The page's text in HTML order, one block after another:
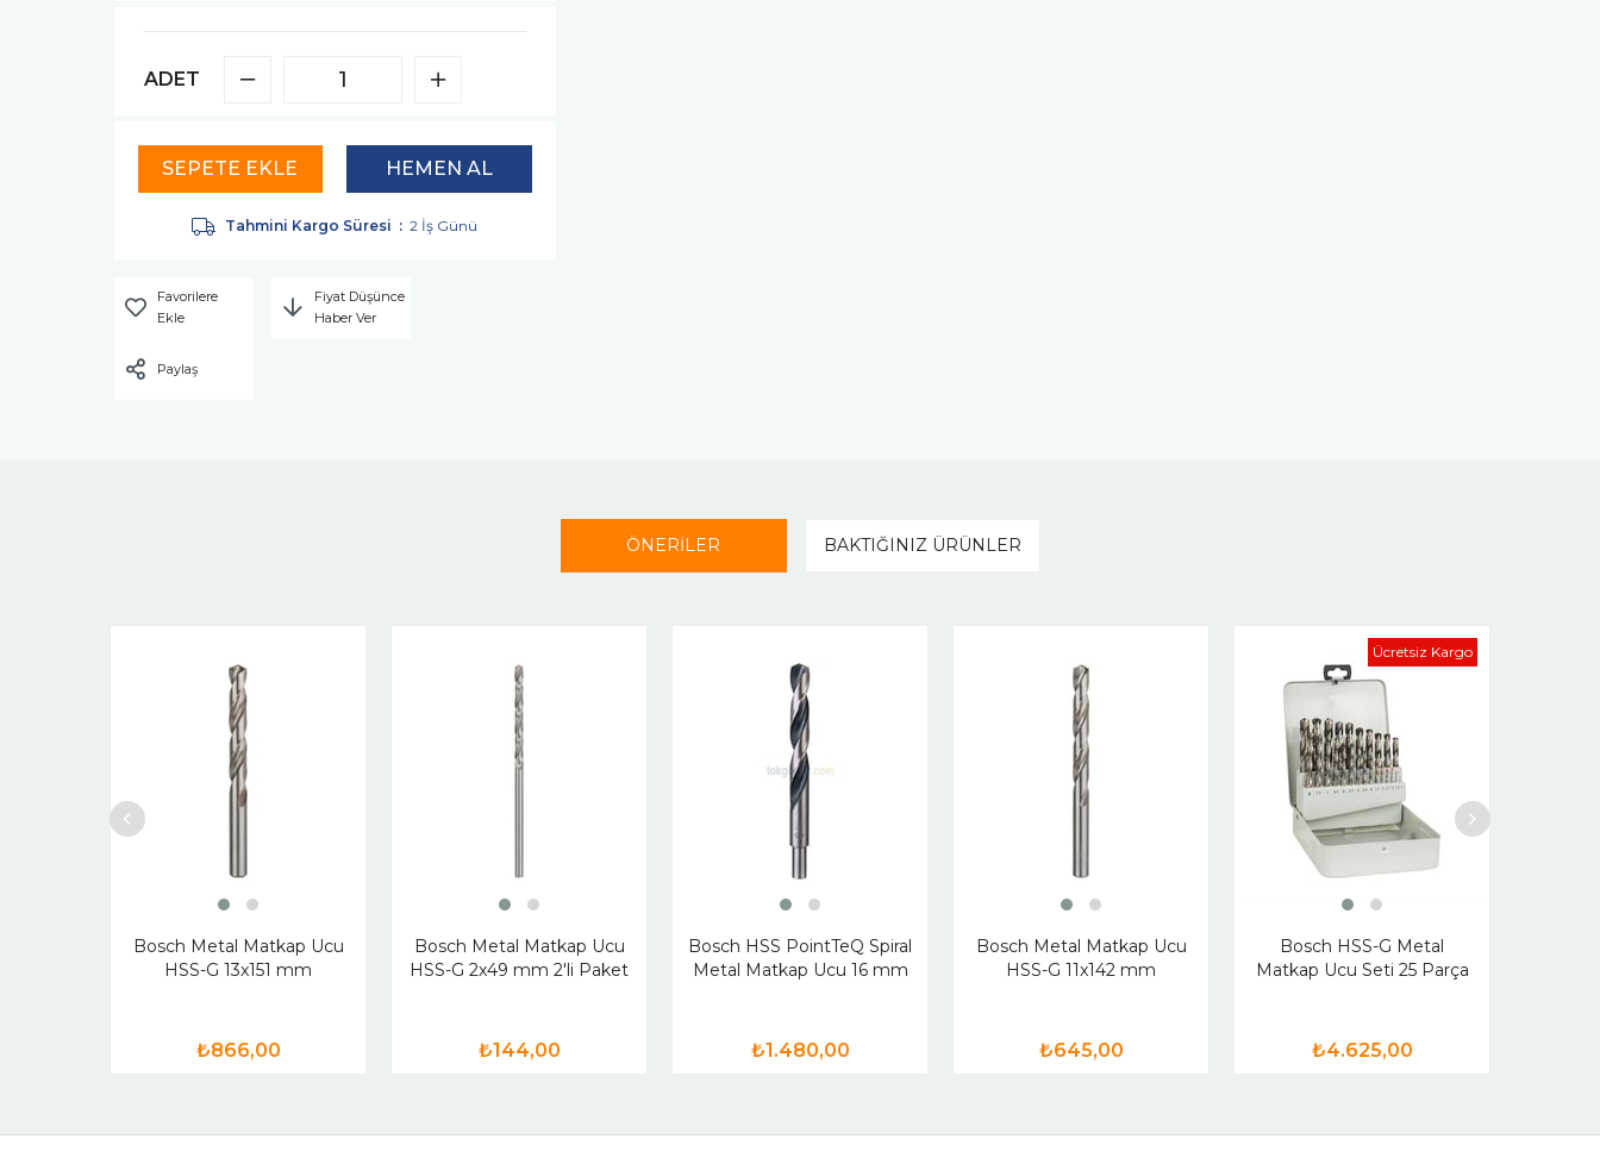
ADET
Tahmini Kargo Süresi : 2 İş Günü
Favorilere
Ekle
Fiyat Düşünce
Haber Ver
Paylaş
ÖNERİLER BAKTIĞINIZ ÜRÜNLER
Bosch Metal Matkap Ucu
HSS-G 13x151 mm
₺866,00
Bosch Metal Matkap Ucu
HSS-G 2x49 mm 2'li Paket
₺144,00
Bosch HSS PointTeQ Spiral
Metal Matkap Ucu 16 mm
₺1.480,00
Bosch Metal Matkap Ucu
HSS-G 11x142 mm
₺645,00
Bosch HSS-G Metal
Matkap Ucu Seti 25 Parça
₺4.625,00
Ücretsiz Kargo